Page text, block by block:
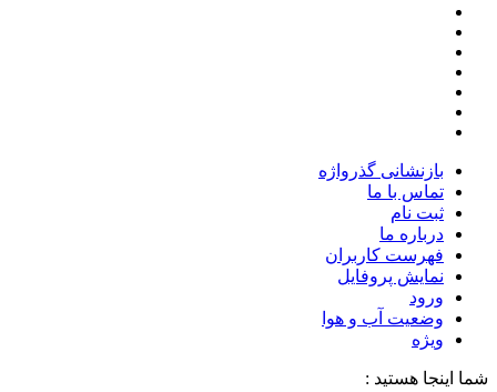
بازنشانی گذرواژه
تماس با ما
ثبت نام
درباره ما
فهرست کاربران
نمایش پروفایل
ورود
وضعیت آب و هوا
ویژه
شما اینجا هستید :